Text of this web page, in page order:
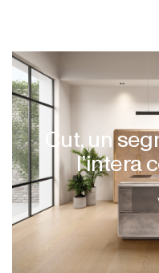
Cut, un
l’intera